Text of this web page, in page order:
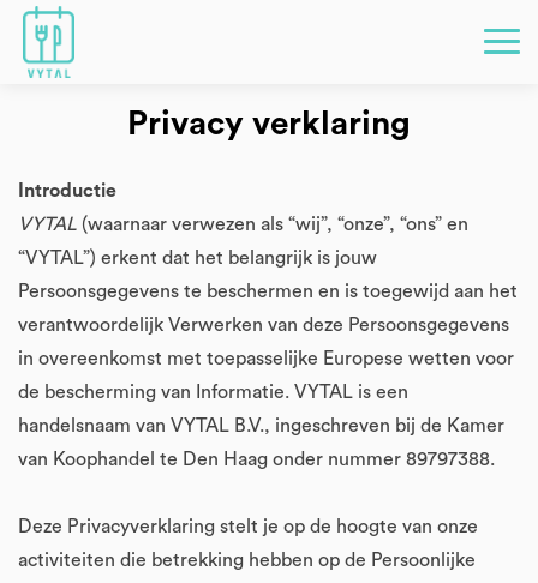
Privacy verklaring
Introductie
VYTAL (waarnaar verwezen als “wij”, “onze”, “ons” en
“VYTAL”) erkent dat het belangrijk is jouw
Persoonsgegevens te beschermen en is toegewijd aan het
verantwoordelijk Verwerken van deze Persoonsgegevens
in overeenkomst met toepasselijke Europese wetten voor
de bescherming van Informatie. VYTAL is een
handelsnaam van VYTAL B.V., ingeschreven bij de Kamer
van Koophandel te Den Haag onder nummer 89797388.
Deze Privacyverklaring stelt je op de hoogte van onze
activiteiten die betrekking hebben op de Persoonlijke